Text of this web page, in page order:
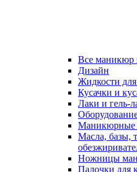
Все маникюр
Дизайн
Жидкости для
Кусачки и
Лаки и гель-
Маникюрные
Масла, базы,
Ножницы
Палочки для